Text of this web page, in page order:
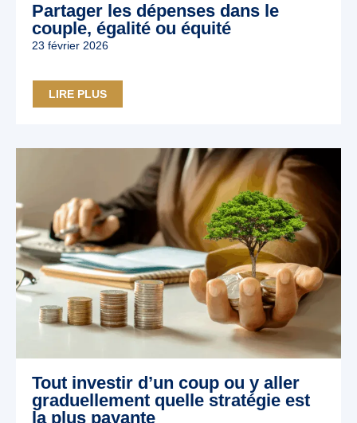
Partager les dépenses dans le
couple, égalité ou équité
23 février 2026
LIRE PLUS
Tout investir d’un coup ou y aller
graduellement quelle stratégie est
la plus payante